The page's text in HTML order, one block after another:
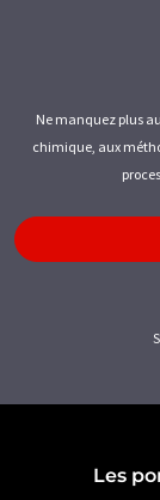
Ne manquez plus
chimique, aux
Les